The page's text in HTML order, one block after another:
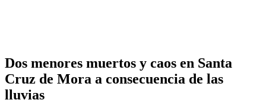
Dos menores muertos y caos en Santa
Cruz de Mora a consecuencia de las
lluvias